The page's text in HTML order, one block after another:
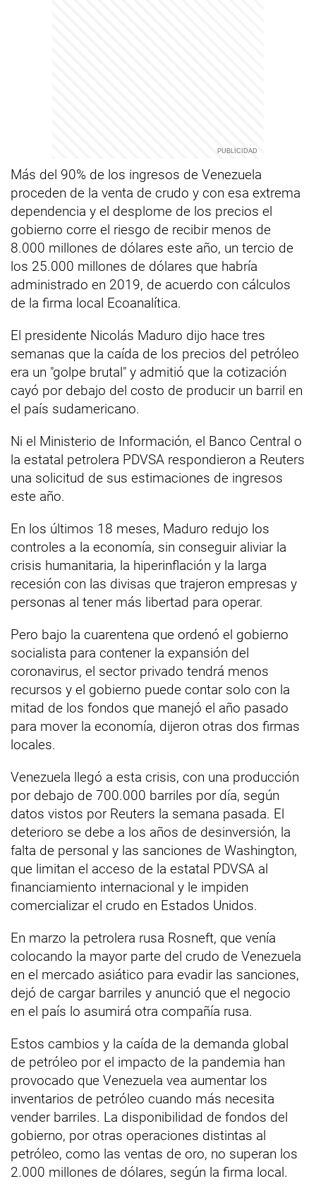
Más del 90% de los ingresos de Venezuela
proceden de la venta de crudo y con esa extrema
dependencia y el desplome de los precios el
gobierno corre el riesgo de recibir menos de
8.000 millones de dólares este año, un tercio de
los 25.000 millones de dólares que habría
administrado en 2019, de acuerdo con cálculos
de la firma local Ecoanalítica.
El presidente Nicolás Maduro dijo hace tres
semanas que la caída de los precios del petróleo
era un "golpe brutal" y admitió que la cotización
cayó por debajo del costo de producir un barril en
el país sudamericano.
Ni el Ministerio de Información, el Banco Central o
la estatal petrolera PDVSA respondieron a Reuters
una solicitud de sus estimaciones de ingresos
este año.
En los últimos 18 meses, Maduro redujo los
controles a la economía, sin conseguir aliviar la
crisis humanitaria, la hiperinflación y la larga
recesión con las divisas que trajeron empresas y
personas al tener más libertad para operar.
Pero bajo la cuarentena que ordenó el gobierno
socialista para contener la expansión del
coronavirus, el sector privado tendrá menos
recursos y el gobierno puede contar solo con la
mitad de los fondos que manejó el año pasado
para mover la economía, dijeron otras dos firmas
locales.
Venezuela llegó a esta crisis, con una producción
por debajo de 700.000 barriles por día, según
datos vistos por Reuters la semana pasada. El
deterioro se debe a los años de desinversión, la
falta de personal y las sanciones de Washington,
que limitan el acceso de la estatal PDVSA al
financiamiento internacional y le impiden
comercializar el crudo en Estados Unidos.
En marzo la petrolera rusa Rosneft, que venía
colocando la mayor parte del crudo de Venezuela
en el mercado asiático para evadir las sanciones,
dejó de cargar barriles y anunció que el negocio
en el país lo asumirá otra compañía rusa.
Estos cambios y la caída de la demanda global
de petróleo por el impacto de la pandemia han
provocado que Venezuela vea aumentar los
inventarios de petróleo cuando más necesita
vender barriles. La disponibilidad de fondos del
gobierno, por otras operaciones distintas al
petróleo, como las ventas de oro, no superan los
2.000 millones de dólares, según la firma local.